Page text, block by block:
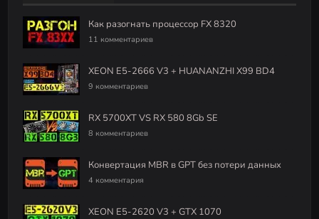
Как разогнать процессор FX 8320
11 комментариев
XEON E5-2666 V3 + HUANANZHI X99 BD4
9 комментариев
RX 5700XT VS RX 580 8Gb SE
8 комментариев
Конвертация MBR в GPT без потери данных
4 комментария
XEON E5-2620 V3 + GTX 1070